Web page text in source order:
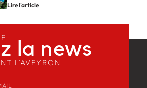
Lire l'article
la news​
L’AVEYRON